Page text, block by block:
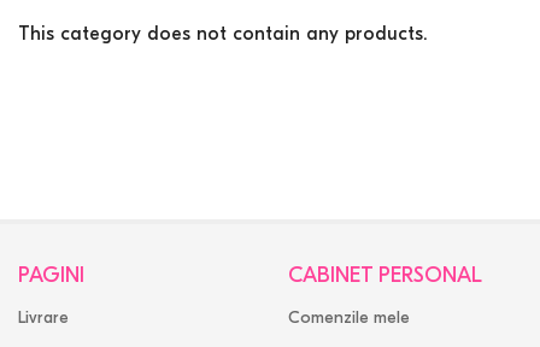
This category does not contain any products.
PAGINI
Livrare
CABINET PERSONAL
Comenzile mele